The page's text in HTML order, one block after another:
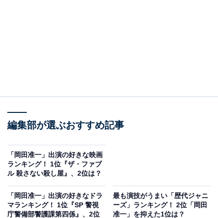
編集部が選ぶおすすめ記事
「岡田准一」出演の好きな映画
ランキング！ 1位『ザ・ファブ
ル 殺さない殺し屋』、2位は？
「岡田准一」出演の好きなドラ
マランキング！ 1位『SP 警視
庁警備部警護課第四係』、2位
最も演技がうまい「歴代ジャニ
ーズ」ランキング！ 2位「岡田
准一」を抑えた1位は？